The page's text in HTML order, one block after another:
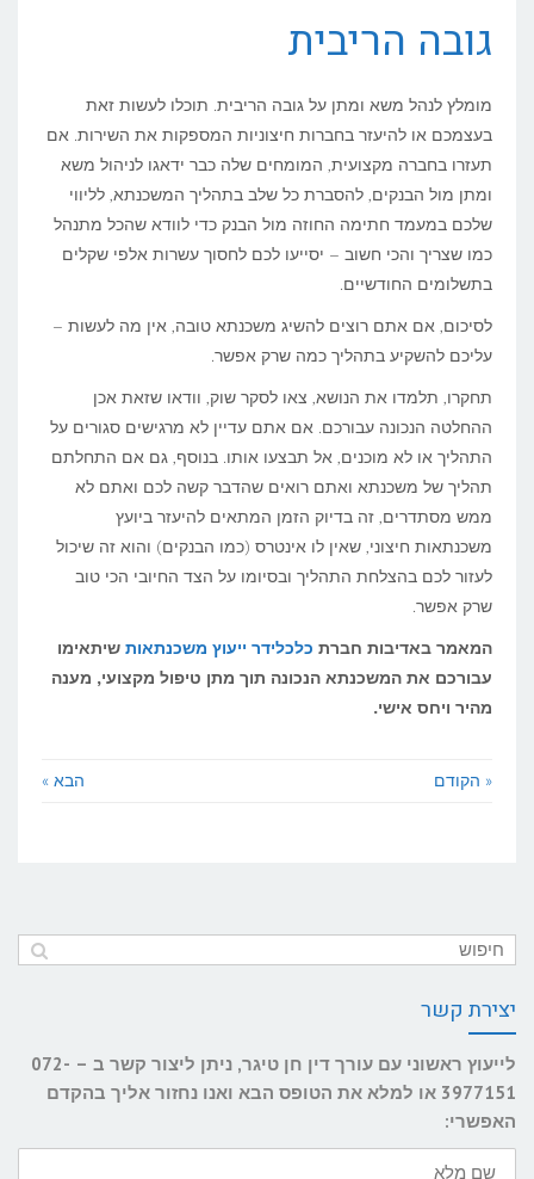
גובה הריבית
מומלץ לנהל משא ומתן על גובה הריבית. תוכלו לעשות זאת
בעצמכם או להיעזר בחברות חיצוניות המספקות את השירות. אם
תעזרו בחברה מקצועית, המומחים שלה כבר ידאגו לניהול משא
ומתן מול הבנקים, להסברת כל שלב בתהליך המשכנתא, לליווי
שלכם במעמד חתימה החוזה מול הבנק כדי לוודא שהכל מתנהל
כמו שצריך והכי חשוב – יסייעו לכם לחסוך עשרות אלפי שקלים
בתשלומים החודשיים.
לסיכום, אם אתם רוצים להשיג משכנתא טובה, אין מה לעשות –
עליכם להשקיע בתהליך כמה שרק אפשר.
תחקרו, תלמדו את הנושא, צאו לסקר שוק, וודאו שזאת אכן
ההחלטה הנכונה עבורכם. אם אתם עדיין לא מרגישים סגורים על
התהליך או לא מוכנים, אל תבצעו אותו. בנוסף, גם אם התחלתם
תהליך של משכנתא ואתם רואים שהדבר קשה לכם ואתם לא
ממש מסתדרים, זה בדיוק הזמן המתאים להיעזר ביועץ
משכנתאות חיצוני, שאין לו אינטרס (כמו הבנקים) והוא זה שיכול
לעזור לכם בהצלחת התהליך ובסיומו על הצד החיובי הכי טוב
שרק אפשר.
המאמר באדיבות חברת כלכלידר ייעוץ משכנתאות שיתאימו
עבורכם את המשכנתא הנכונה תוך מתן טיפול מקצועי, מענה
מהיר ויחס אישי.
« הקודם הבא »
יצירת קשר
לייעוץ ראשוני עם עורך דין חן טיגר, ניתן ליצור קשר ב – 072-
3977151 או למלא את הטופס הבא ואנו נחזור אליך בהקדם
האפשרי:
שם
מלא